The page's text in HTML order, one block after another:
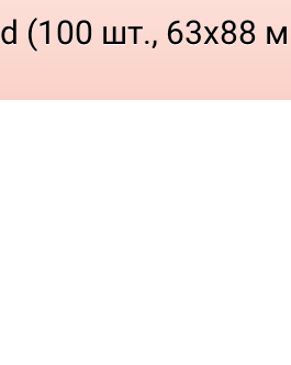
(100 шт., 63х88